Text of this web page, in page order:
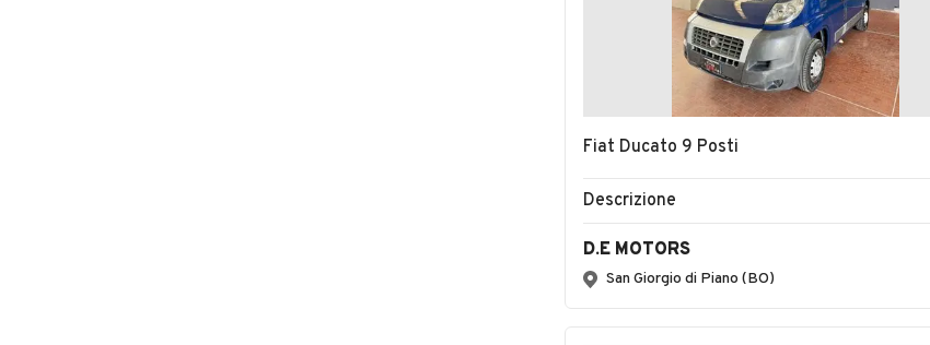
Fiat Ducato 9 Posti
Descrizione
D.E MOTORS
San Giorgio di Piano (BO)